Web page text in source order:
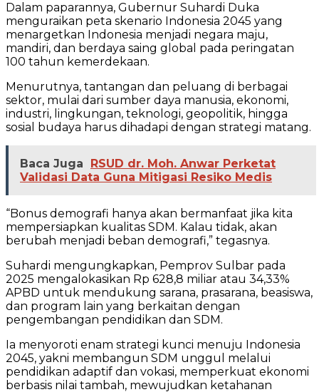
Dalam paparannya, Gubernur Suhardi Duka
menguraikan peta skenario Indonesia 2045 yang
menargetkan Indonesia menjadi negara maju,
mandiri, dan berdaya saing global pada peringatan
100 tahun kemerdekaan.
Menurutnya, tantangan dan peluang di berbagai
sektor, mulai dari sumber daya manusia, ekonomi,
industri, lingkungan, teknologi, geopolitik, hingga
sosial budaya harus dihadapi dengan strategi matang.
Baca Juga
RSUD dr. Moh. Anwar Perketat
Validasi Data Guna Mitigasi Resiko Medis
“Bonus demografi hanya akan bermanfaat jika kita
mempersiapkan kualitas SDM. Kalau tidak, akan
berubah menjadi beban demografi,” tegasnya.
Suhardi mengungkapkan, Pemprov Sulbar pada
2025 mengalokasikan Rp 628,8 miliar atau 34,33%
APBD untuk mendukung sarana, prasarana, beasiswa,
dan program lain yang berkaitan dengan
pengembangan pendidikan dan SDM.
Ia menyoroti enam strategi kunci menuju Indonesia
2045, yakni membangun SDM unggul melalui
pendidikan adaptif dan vokasi, memperkuat ekonomi
berbasis nilai tambah, mewujudkan ketahanan